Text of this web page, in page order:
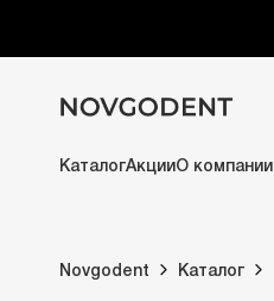
КаталогАкцииО компании
Novgodent Каталог